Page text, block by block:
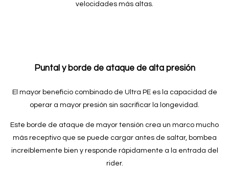
velocidades más altas.
Puntal y borde de ataque de alta presión
El mayor beneficio combinado de Ultra PE es la capacidad de
operar a mayor presión sin sacrificar la longevidad.
Este borde de ataque de mayor tensión crea un marco mucho
más receptivo que se puede cargar antes de saltar, bombea
increíblemente bien y responde rápidamente a la entrada del
rider.